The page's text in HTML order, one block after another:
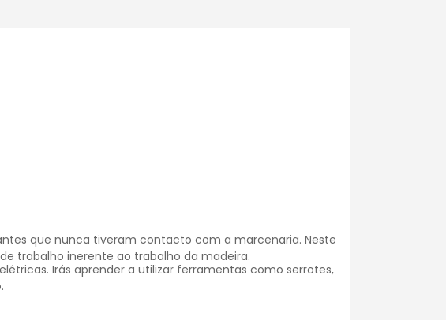
que nunca tiveram contacto com a marcenaria. Neste
trabalho inerente ao trabalho da madeira.
Irás aprender a utilizar ferramentas como serrotes,